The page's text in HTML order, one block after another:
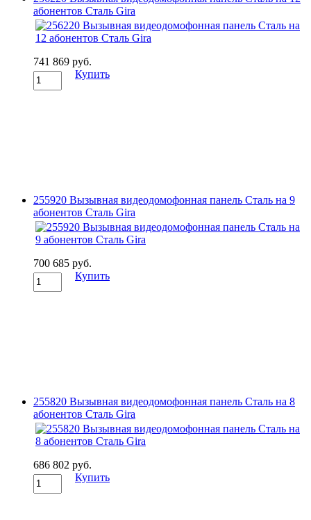
абонентов Сталь Gira
741 869 руб.
Купить
255920 Вызывная видеодомофонная панель Сталь на 9
абонентов Сталь Gira
700 685 руб.
Купить
255820 Вызывная видеодомофонная панель Сталь на 8
абонентов Сталь Gira
686 802 руб.
Купить